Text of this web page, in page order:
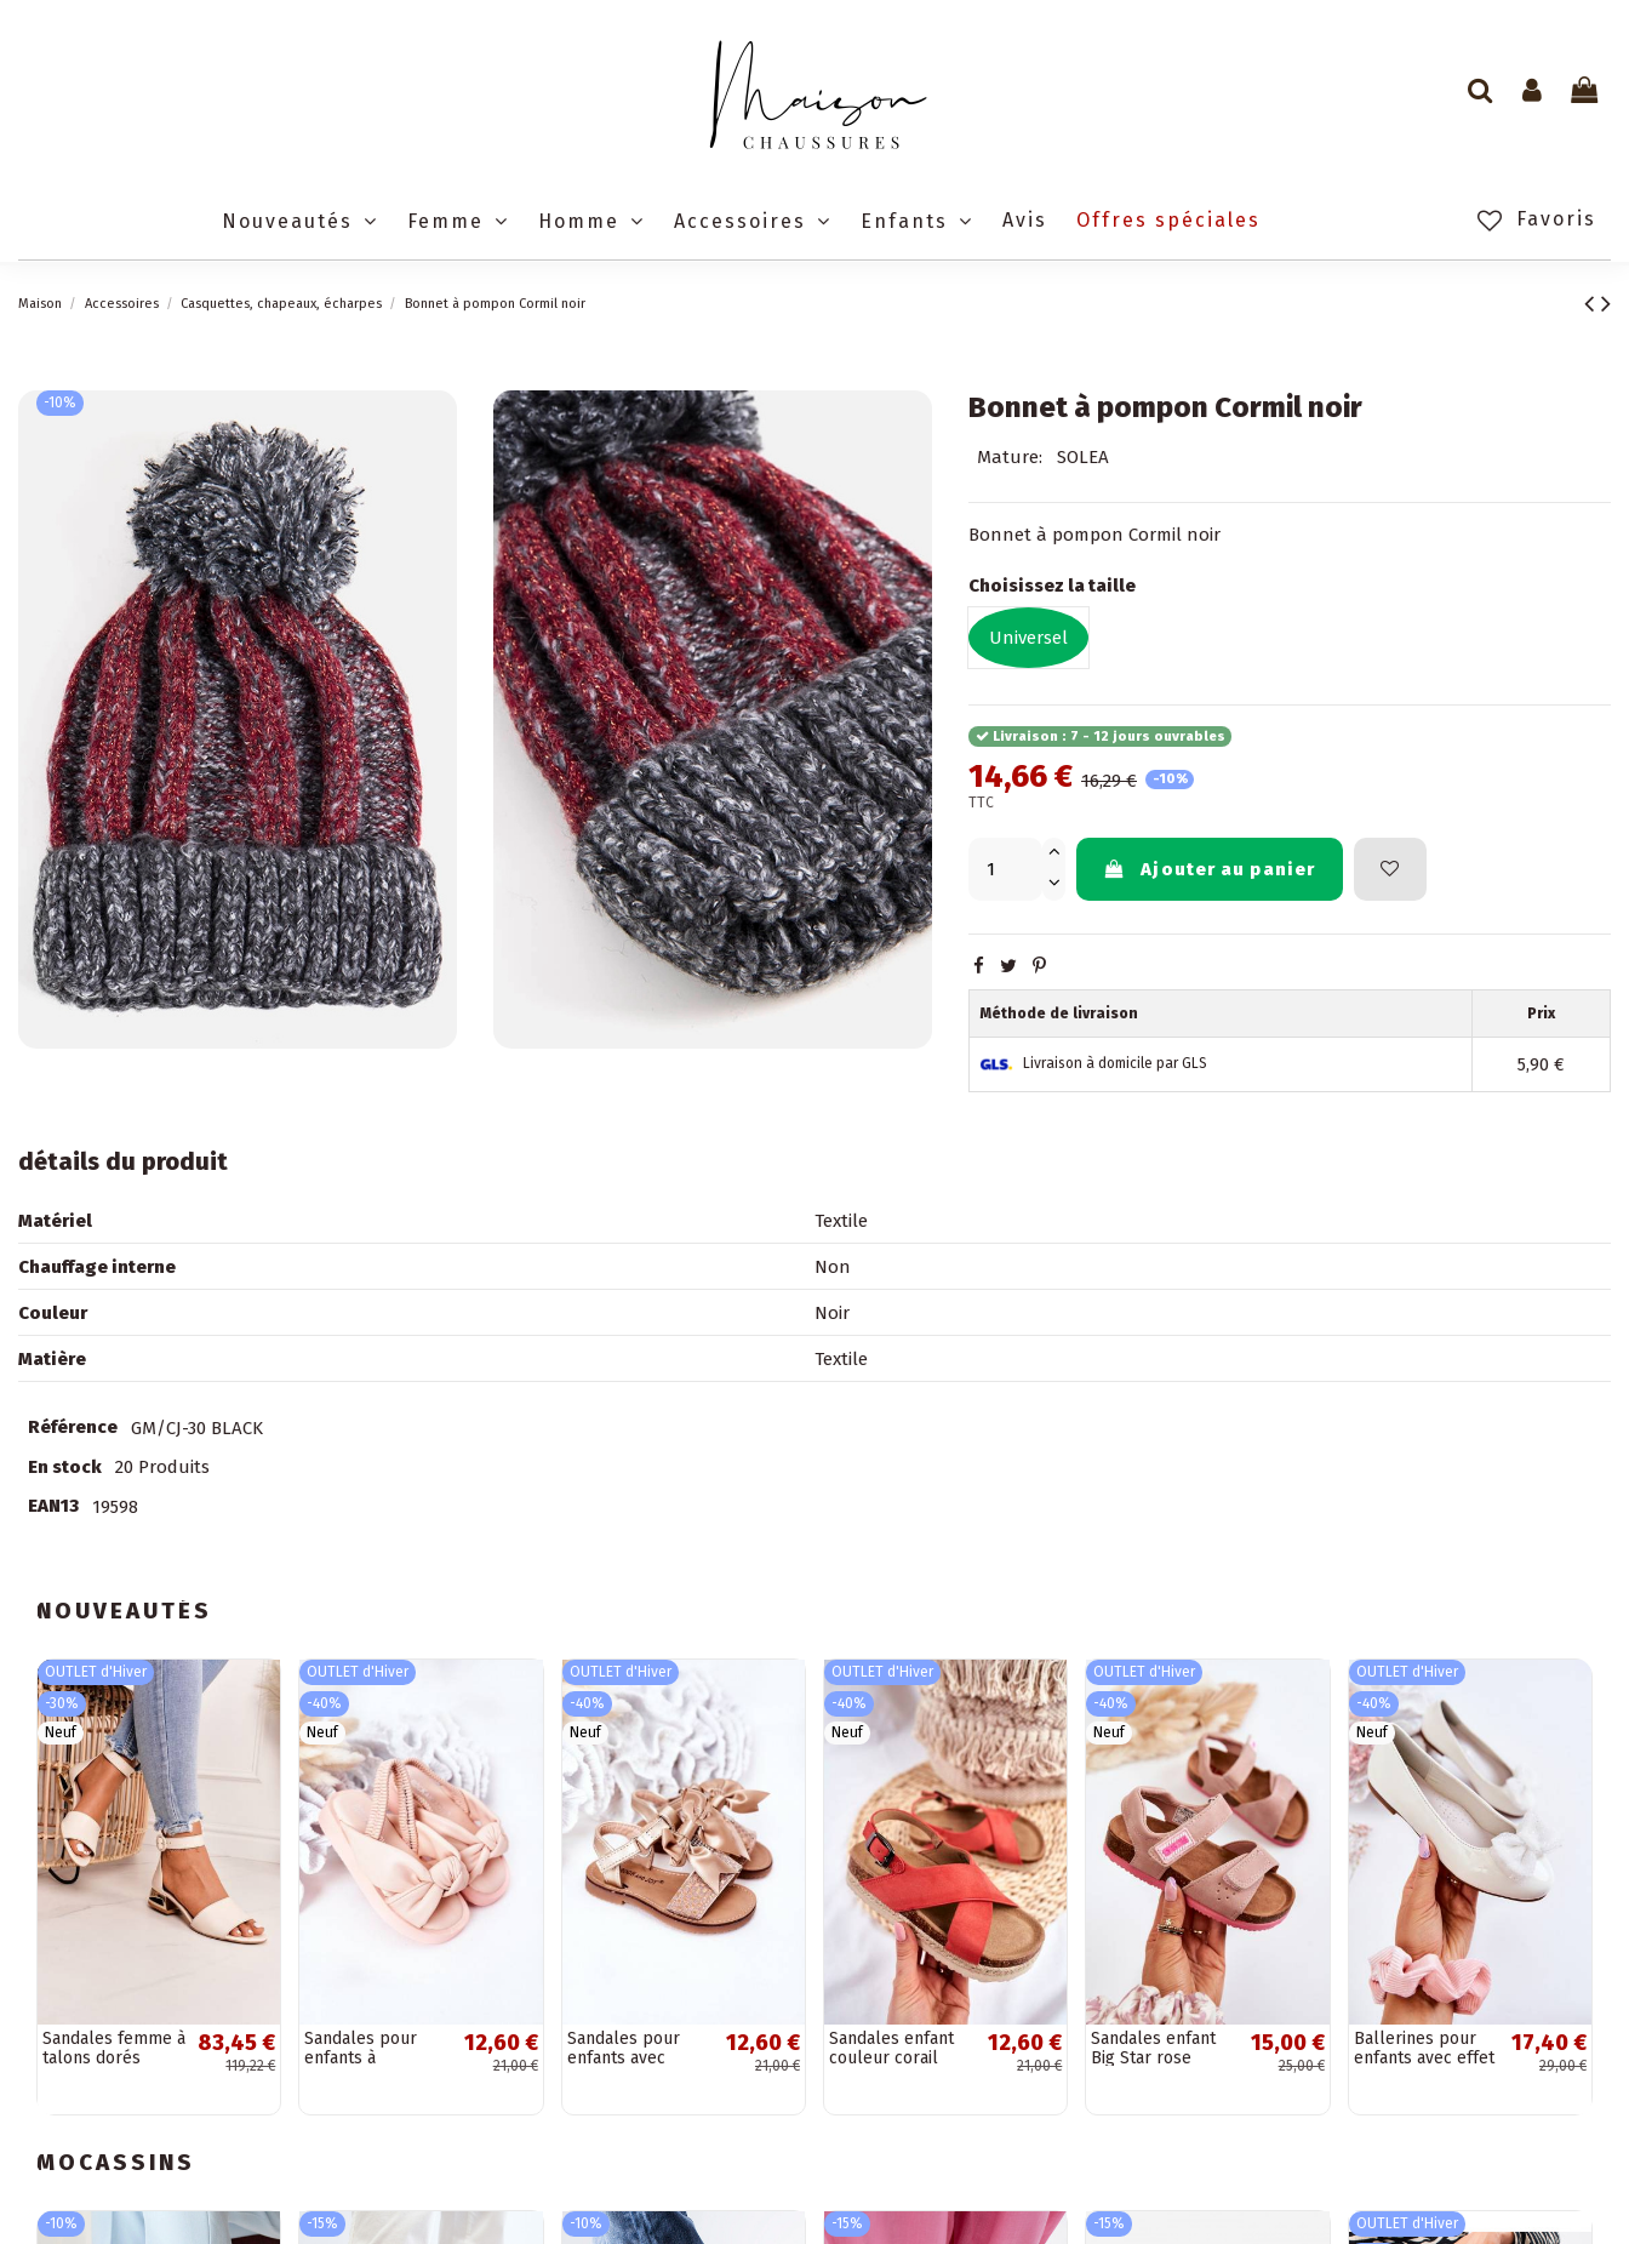
Nouveautés Femme Homme Accessoires Enfants Avis Favoris
Offres spéciales
Maison Accessoires Casquettes, chapeaux, écharpes Bonnet à pompon Cormil noir
-10% Bonnet à pompon Cormil noir
Mature: SOLEA
Bonnet à pompon Cormil noir
Choisissez la taille
Universel
Livraison : 7 - 12 jours ouvrables
14,66 € 16,29 €
-10%
TTC
Ajouter au panier
Méthode de livraison Prix
Livraison à domicile par GLS 5,90 €
détails du produit
Matériel Textile
Chauffage interne Non
Couleur Noir
Matière Textile
Référence
GM/CJ-30 BLACK
En stock
20 Produits
EAN13
19598
NOUVEAUTÉS
OUTLET d'Hiver
-30%
Neuf
Sandales femme à
talons dorés
83,45 €
119,22 €
OUTLET d'Hiver
-40%
Neuf
Sandales pour
enfants à
12,60 €
21,00 €
OUTLET d'Hiver
-40%
Neuf
Sandales pour
enfants avec
12,60 €
21,00 €
OUTLET d'Hiver
-40%
Neuf
Sandales enfant
couleur corail
12,60 €
21,00 €
OUTLET d'Hiver
-40%
Neuf
Sandales enfant
Big Star rose
15,00 €
25,00 €
OUTLET d'Hiver
-40%
Neuf
Ballerines pour
enfants avec effet
17,40 €
29,00 €
MOCASSINS
-10% -15% -10% -15% -15%
OUTLET d'Hiver